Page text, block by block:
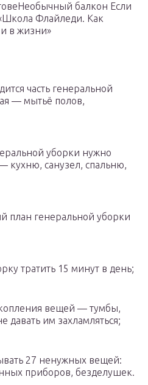
балкон Если
Флайледи. Как
в жизни»
часть генеральной
— мытьё полов,
уборки нужно
кухню, санузел, спальню,
план генеральной уборки
тратить 15 минут в день;
вещей — тумбы,
давать им захламляться;
27 ненужных вещей:
приборов, безделушек.